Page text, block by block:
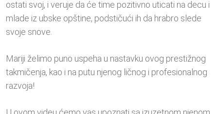
ostati svoj, i veruje da će time pozitivno uticati na decu i
mlade iz ubske opštine, podstičući ih da hrabro slede
svoje snove.
Mariji želimo puno uspeha u nastavku ovog prestižnog
takmičenja, kao i na putu njenog ličnog i profesionalnog
razvoja!